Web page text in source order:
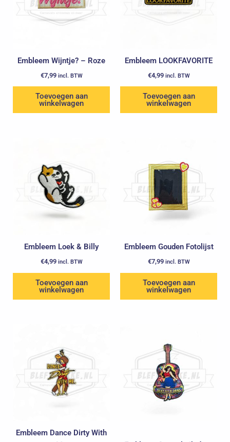
Embleem Wijntje? – Roze
€7,99 incl. BTW
Toevoegen aan
winkelwagen
Embleem LOOKFAVORITE
€4,99 incl. BTW
Toevoegen aan
winkelwagen
Embleem Loek & Billy
€4,99 incl. BTW
Toevoegen aan
winkelwagen
Embleem Gouden Fotolijst
€7,99 incl. BTW
Toevoegen aan
winkelwagen
Embleem Dance Dirty With